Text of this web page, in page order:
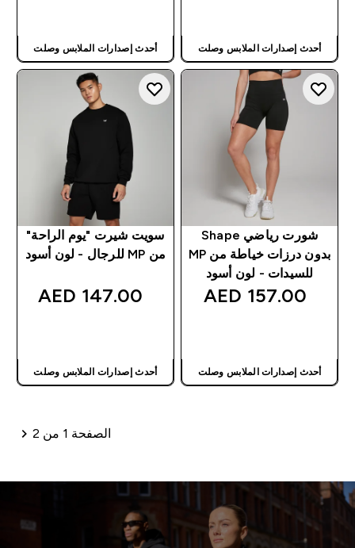
أحدث إصدارات الملابس وصلت أحدث إصدارات الملابس وصلت
شورت رياضي Shape
بدون درزات خياطة من MP
للسيدات - لون أسود
157.00 AED‎
أحدث إصدارات الملابس وصلت
سويت شيرت "يوم الراحة"
من MP للرجال - لون أسود
147.00 AED‎
أحدث إصدارات الملابس وصلت
ترقيم الصفحات
الصفحة 1 من 2